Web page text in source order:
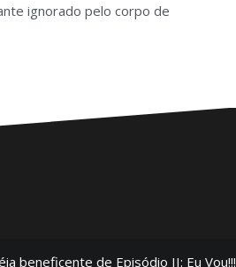
ignorado pelo corpo de
beneficente de Episódio II: Eu Vou!!!